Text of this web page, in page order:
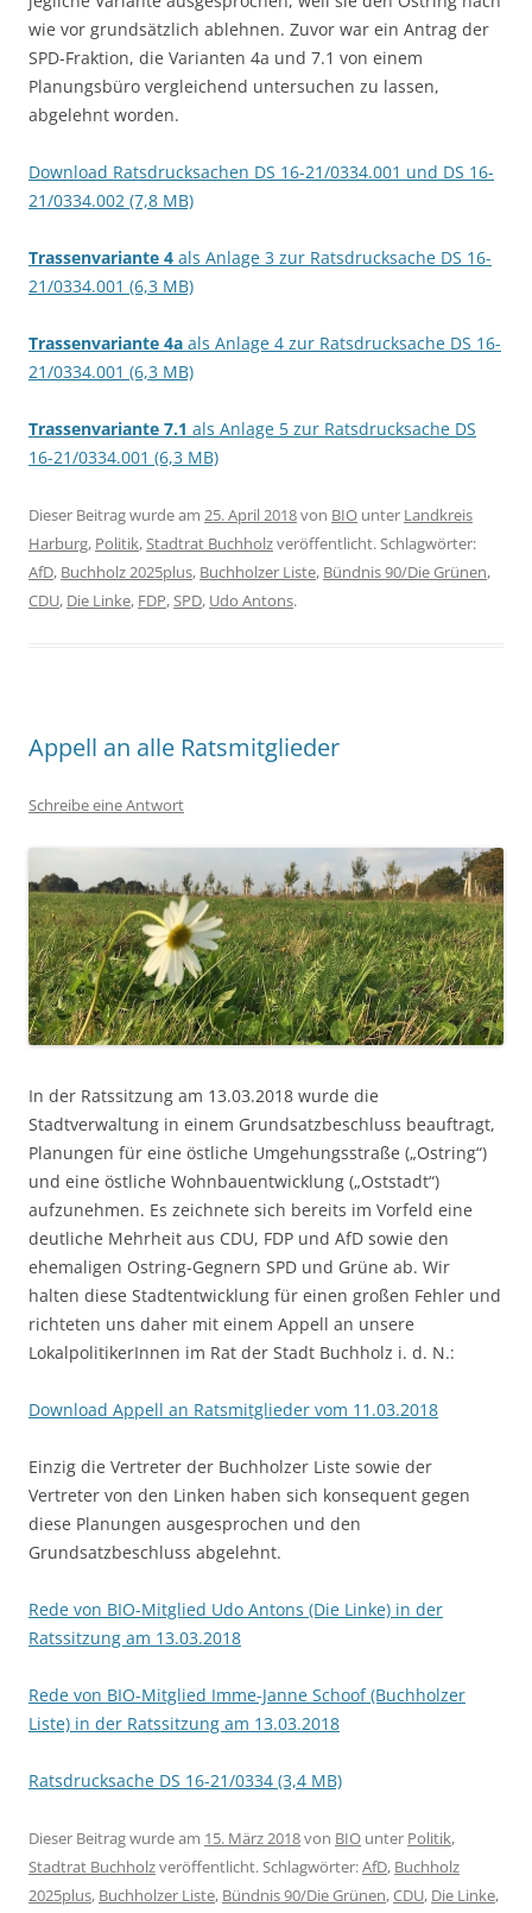
wie vor grundsätzlich ablehnen. Zuvor war ein Antrag der
SPD-Fraktion, die Varianten 4a und 7.1 von einem
Planungsbüro vergleichend untersuchen zu lassen,
abgelehnt worden.
Download Ratsdrucksachen DS 16-21/0334.001 und DS 16-
21/0334.002 (7,8 MB)
Trassenvariante 4 als Anlage 3 zur Ratsdrucksache DS 16-
21/0334.001 (6,3 MB)
Trassenvariante 4a als Anlage 4 zur Ratsdrucksache DS 16-
21/0334.001 (6,3 MB)
Trassenvariante 7.1 als Anlage 5 zur Ratsdrucksache DS
16-21/0334.001 (6,3 MB)
Dieser Beitrag wurde am 25. April 2018von BIO unter Landkreis
Harburg, Politik,Stadtrat Buchholzveröffentlicht. Schlagwörter:
AfD, Buchholz 2025plus, Buchholzer Liste, Bündnis 90/Die Grünen,
CDU, Die Linke, FDP,SPD, Udo Antons.
Appell an alle Ratsmitglieder
Schreibe eine Antwort
In der Ratssitzung am 13.03.2018 wurde die
Stadtverwaltung in einem Grundsatzbeschluss beauftragt,
Planungen für eine östliche Umgehungsstraße („Ostring“)
und eine östliche Wohnbauentwicklung („Oststadt“)
aufzunehmen. Es zeichnete sich bereits im Vorfeld eine
deutliche Mehrheit aus CDU, FDP und AfD sowie den
ehemaligen Ostring-Gegnern SPD und Grüne ab. Wir
halten diese Stadtentwicklung für einen großen Fehler und
richteten uns daher mit einem Appell an unsere
LokalpolitikerInnen im Rat der Stadt Buchholz i. d. N.:
Download Appell an Ratsmitglieder vom 11.03.2018
Einzig die Vertreter der Buchholzer Liste sowie der
Vertreter von den Linken haben sich konsequent gegen
diese Planungen ausgesprochen und den
Grundsatzbeschluss abgelehnt.
Rede von BIO-Mitglied Udo Antons (Die Linke) in der
Ratssitzung am 13.03.2018
Rede von BIO-Mitglied Imme-Janne Schoof (Buchholzer
Liste) in der Ratssitzung am 13.03.2018
Ratsdrucksache DS 16-21/0334 (3,4 MB)
Dieser Beitrag wurde am 15. März 2018von BIO unter Politik,
Stadtrat Buchholzveröffentlicht. Schlagwörter:AfD, Buchholz
2025plus, Buchholzer Liste, Bündnis 90/Die Grünen,CDU, Die Linke,